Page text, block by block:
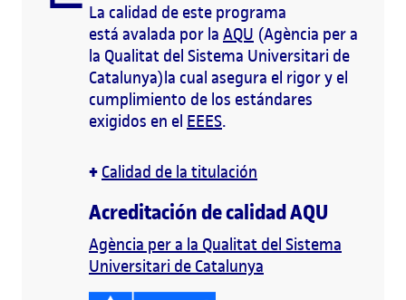
La calidad de este programa
está avalada por la AQU (Agència per a
la Qualitat del Sistema Universitari de
Catalunya)la cual asegura el rigor y el
cumplimiento de los estándares
exigidos en el EEES.
+ Calidad de la titulación
Acreditación de calidad AQU
Agència per a la Qualitat del Sistema
Universitari de Catalunya